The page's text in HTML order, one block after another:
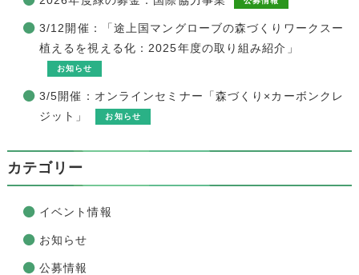
3/12開催：「途上国マングローブの森づくりワークスー
植えるを視える化：2025年度の取り組み紹介」
お知らせ
3/5開催：オンラインセミナー「森づくり×カーボンクレ
ジット」
お知らせ
カテゴリー
イベント情報
お知らせ
公募情報